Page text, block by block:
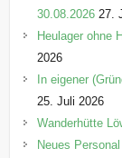
30.08.2026 27.
Heulager ohne
2026
In eigener
25. Juli 2026
Wanderhütte
Neues